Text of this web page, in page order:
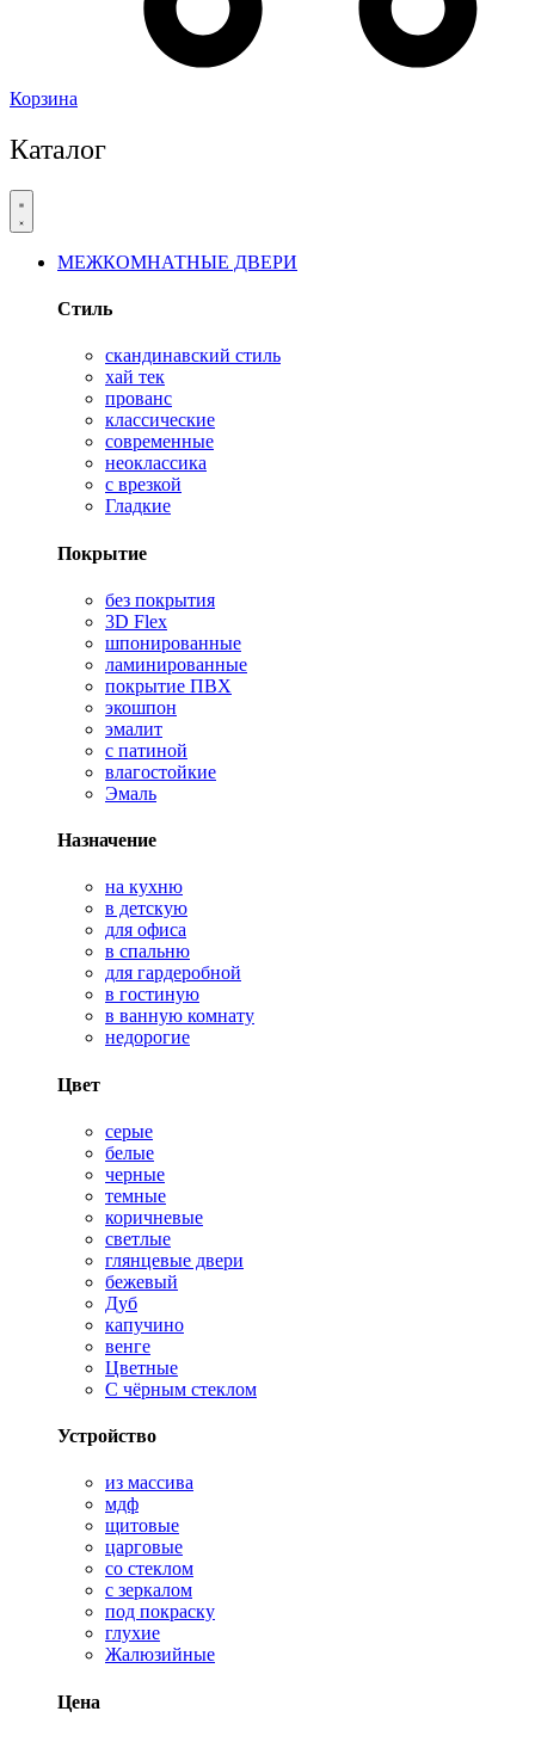
Корзина
Каталог
МЕЖКОМНАТНЫЕ ДВЕРИ
Стиль
скандинавский стиль
хай тек
прованс
классические
современные
неоклассика
с врезкой
Гладкие
Покрытие
без покрытия
3D Flex
шпонированные
ламинированные
покрытие ПВХ
экошпон
эмалит
с патиной
влагостойкие
Эмаль
Назначение
на кухню
в детскую
для офиса
в спальню
для гардеробной
в гостиную
в ванную комнату
недорогие
Цвет
серые
белые
черные
темные
коричневые
светлые
глянцевые двери
бежевый
Дуб
капучино
венге
Цветные
С чёрным стеклом
Устройство
из массива
мдф
щитовые
царговые
со стеклом
с зеркалом
под покраску
глухие
Жалюзийные
Цена